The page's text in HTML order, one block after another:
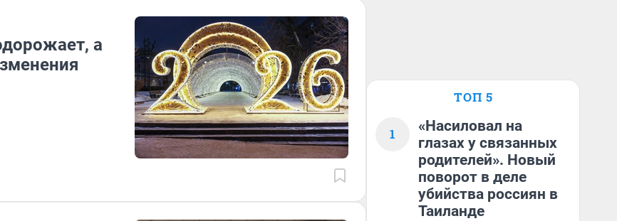
а
ТОП 5
1
«Насиловал на
глазах у связанных
родителей». Новый
поворот в деле
убийства россиян в
Таиланде